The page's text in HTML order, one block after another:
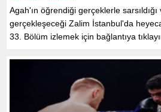
Agah'ın öğrendiği gerçeklerle
gerçekleşeceği Zalim İstanbul'da
33. Bölüm izlemek için bağlantıya